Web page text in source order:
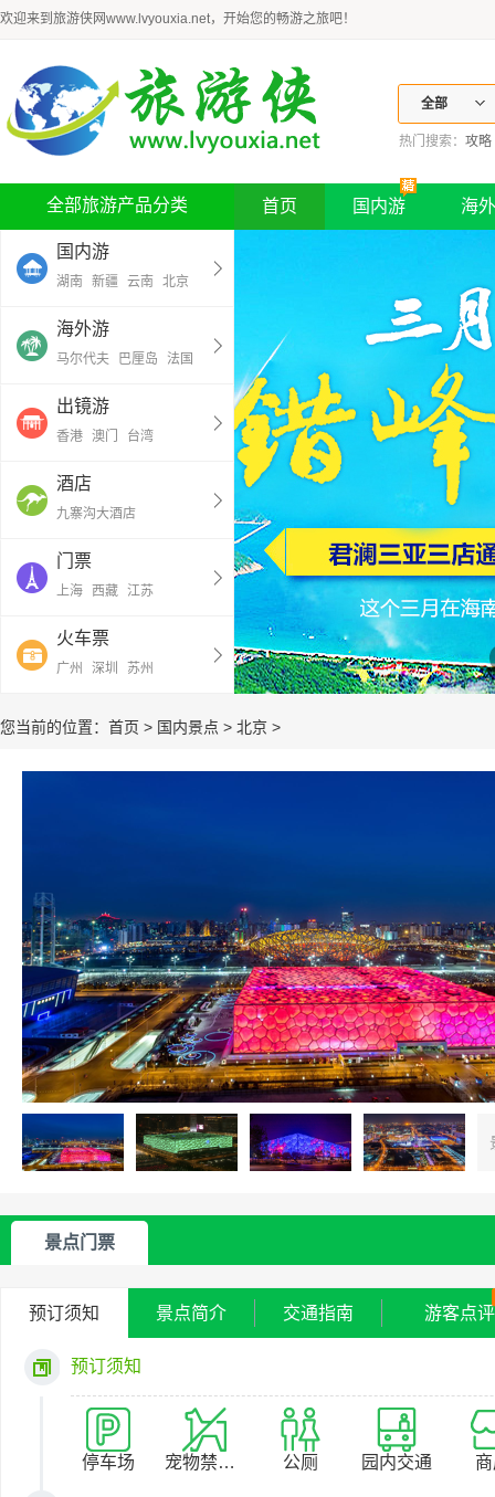
欢迎来到旅游侠网www.lvyouxia.net，开始您的畅游之旅吧！
全部
热门搜索： 攻略
全部旅游产品分类
国内游
湖南 新疆 云南 北京
海外游
马尔代夫 巴厘岛 法国
出镜游
香港 澳门 台湾
酒店
九寨沟大酒店
门票
上海 西藏 江苏
火车票
广州 深圳 苏州
首页 国内游 海
您当前的位置： 首页 > 国内景点 > 北京 >
景点门票
预订须知 景点简介 交通指南 游客点评
预订须知
停车场 宠物禁止入园 公厕 园内交通